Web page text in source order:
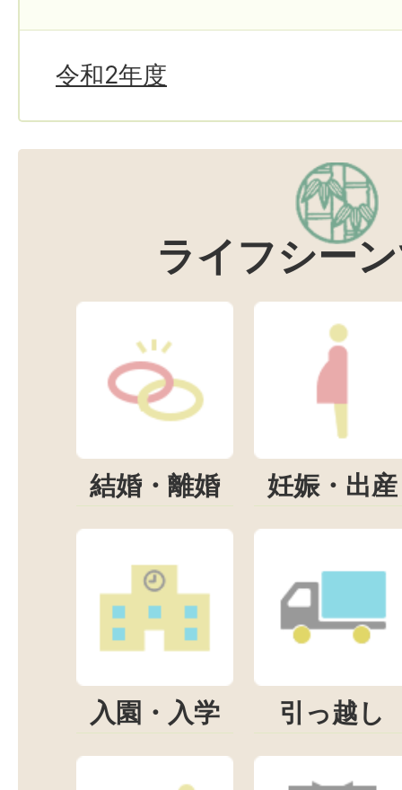
令和2年度
ライフシー
結婚・離婚 妊娠・出産
入園・入学 引っ越し